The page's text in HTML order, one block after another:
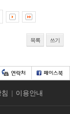
목록 쓰기
| 이용안내